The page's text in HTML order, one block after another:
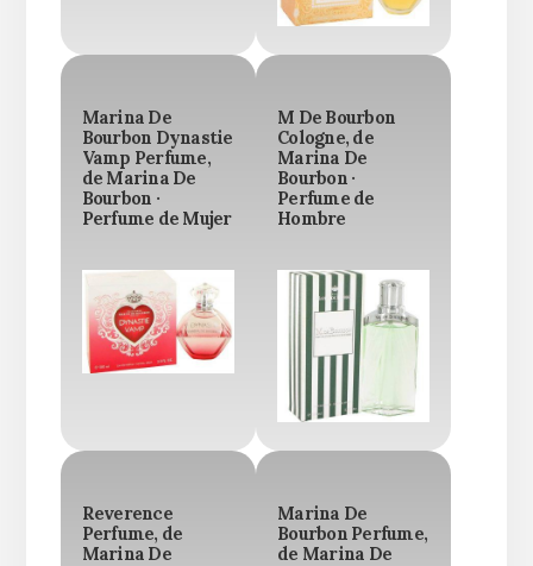
Marina De
Bourbon Dynastie
Vamp Perfume,
de Marina De
Bourbon ·
Perfume de Mujer
M De Bourbon
Cologne, de
Marina De
Bourbon ·
Perfume de
Hombre
Reverence
Perfume, de
Marina De
Marina De
Bourbon Perfume,
de Marina De